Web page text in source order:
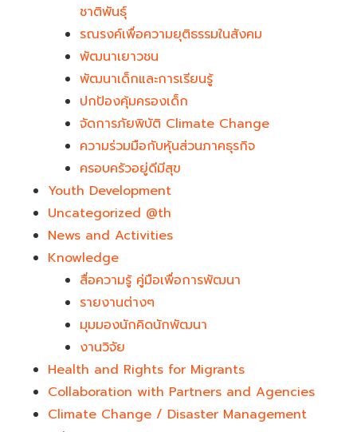
ชาติพันธุ์
รณรงค์เพื่อความยุติธรรมในสังคม
พัฒนาเยาวชน
พัฒนาเด็กและการเรียนรู้
ปกป้องคุ้มครองเด็ก
จัดการภัยพิบัติ Climate Change
ความร่วมมือกับหุ้นส่วนภาคธุรกิจ
ครอบครัวอยู่ดีมีสุข
Youth Development​
Uncategorized @th
News and Activities
Knowledge
สื่อความรู้ คู่มือเพื่อการพัฒนา
รายงานต่างๆ
มุมมองนักคิดนักพัฒนา
งานวิจัย
Health and Rights for Migrants
Collaboration with Partners and Agencies
Climate Change / Disaster Management